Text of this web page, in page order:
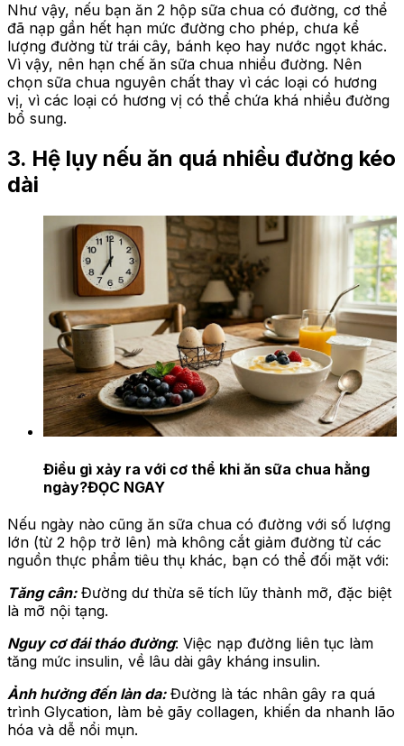
Như vậy, nếu bạn ăn 2 hộp sữa chua có đường, cơ thể
đã nạp gần hết hạn mức đường cho phép, chưa kể
lượng đường từ trái cây, bánh kẹo hay nước ngọt khác.
Vì vậy, nên hạn chế ăn sữa chua nhiều đường. Nên
chọn sữa chua nguyên chất thay vì các loại có hương
vị, vì các loại có hương vị có thể chứa khá nhiều đường
bổ sung.
3. Hệ lụy nếu ăn quá nhiều đường kéo
dài
Điều gì xảy ra với cơ thể khi ăn sữa chua hằng
ngày?ĐỌC NGAY
Nếu ngày nào cũng ăn sữa chua có đường với số lượng
lớn (từ 2 hộp trở lên) mà không cắt giảm đường từ các
nguồn thực phẩm tiêu thụ khác, bạn có thể đối mặt với:
Tăng cân:Đường dư thừa sẽ tích lũy thành mỡ, đặc biệt
là mỡ nội tạng.
Nguy cơ đái tháo đường: Việc nạp đường liên tục làm
tăng mức insulin, về lâu dài gây kháng insulin.
Ảnh hưởng đến làn da:Đường là tác nhân gây ra quá
trình Glycation, làm bẻ gãy collagen, khiến da nhanh lão
hóa và dễ nổi mụn.